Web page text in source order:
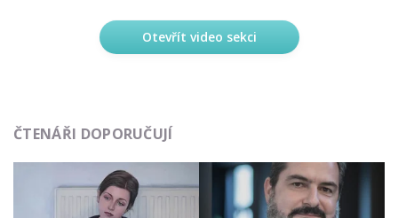
Otevřít video sekci
ČTENÁŘI DOPORUČUJÍ